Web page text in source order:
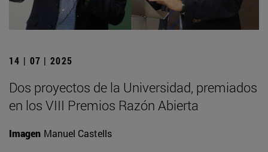
14 | 07 | 2025
Dos proyectos de la Universidad, premiados
en los VIII Premios Razón Abierta
Imagen Manuel Castells